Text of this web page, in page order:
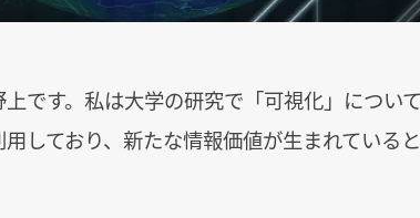
です。私は大学の研究で「可視化」につい
しており、新たな情報価値が生まれている